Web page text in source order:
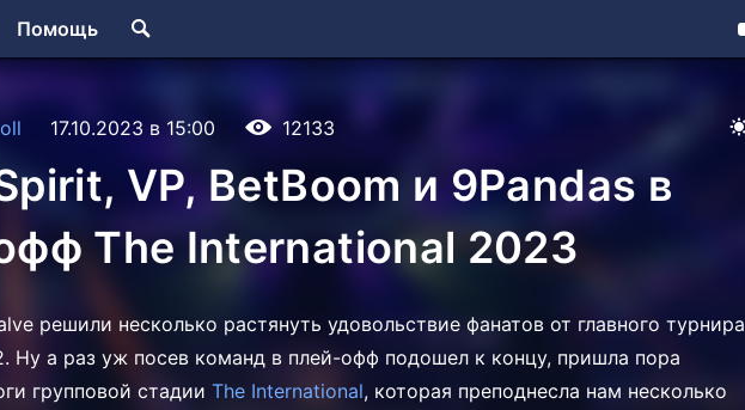
Помощь
17.10.2023 в 15:00 12133
VP, BetBoom и 9Pandas в
The International 2023
решили несколько растянуть удовольствие фанатов от главного турнира
Ну а раз уж посев команд в плей-офф подошел к концу, пришла пора
групповой стадии The International, которая преподнесла нам несколько